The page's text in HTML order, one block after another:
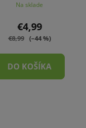
Na sklade
€4,99
€8,99 (–44 %)
DO KOŠÍKA